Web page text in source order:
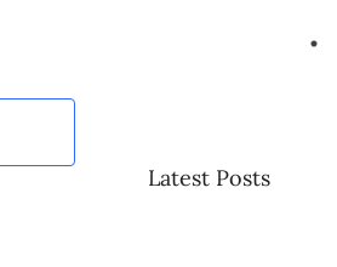
Latest Posts